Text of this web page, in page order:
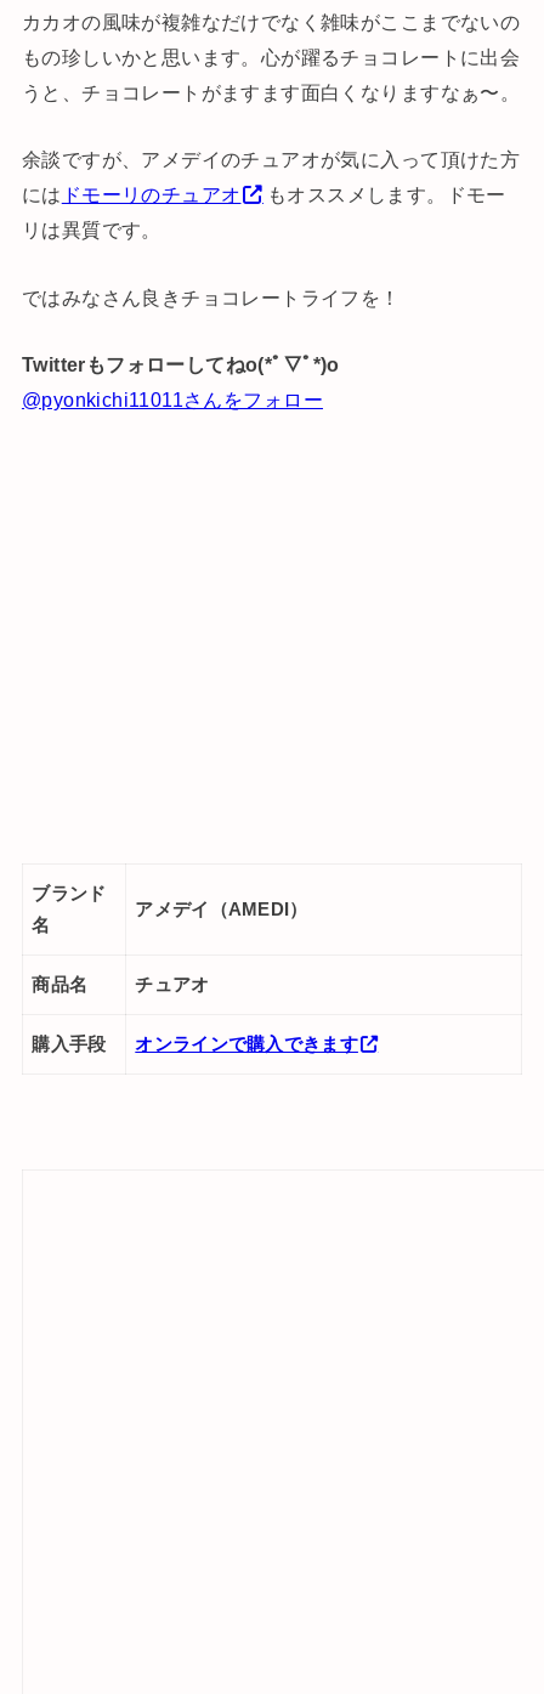
カカオの風味が複雑なだけでなく雑味がここまでないの
もの珍しいかと思います。心が躍るチョコレートに出会
うと、チョコレートがますます面白くなりますなぁ〜。
余談ですが、アメデイのチュアオが気に入って頂けた方
には ドモーリのチュアオ
もオススメします。ドモー
リは異質です。
ではみなさん良きチョコレートライフを！
Twitterもフォローしてねo(*ﾟ▽ﾟ*)o
@pyonkichi11011さんをフォロー
ブランド
名
アメデイ（AMEDI）
商品名 チュアオ
購入手段 オンラインで購入できます